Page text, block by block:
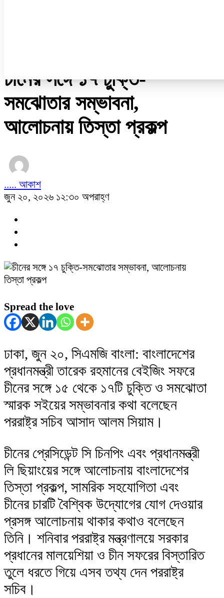
চীনের সঙ্গে ১৭ চুক্তি-
সমঝোতার সম্ভাবনা,
আলোচনায় তিস্তা প্রকল্প
..... আকাশ
জুন ২০, ২০২৬ ১২:৩০ অপরাহ্ণ
Spread the love
ঢাকা, জুন ২০, সিএমজি বাংলা: বাংলাদেশের
প্রধানমন্ত্রী তারেক রহমানের বেইজিং সফরে
চীনের সঙ্গে ১৫ থেকে ১৭টি চুক্তি ও সমঝোতা
স্মারক সইয়ের সম্ভাবনার কথা বলেছেন
পররাষ্ট্র সচিব আসাদ আলম সিয়াম।
চীনের প্রেসিডেন্ট সি চিনপিং এবং প্রধানমন্ত্রী
লি ছিয়াংয়ের সঙ্গে আলোচনায় বাংলাদেশের
তিস্তা প্রকল্প, সামরিক সহযোগিতা এবং
চীনের চারটি বৈশ্বিক উদ্যোগের যোগ দেওয়ার
প্রসঙ্গ আলোচনায় থাকার কথাও বলেছেন
তিনি। শনিবার পররাষ্ট্র মন্ত্রণালয়ে সরকার
প্রধানের মালয়েশিয়া ও চীন সফরের বিস্তারিত
তুলে ধরতে গিয়ে এসব তথ্য দেন পররাষ্ট্র
সচিব।